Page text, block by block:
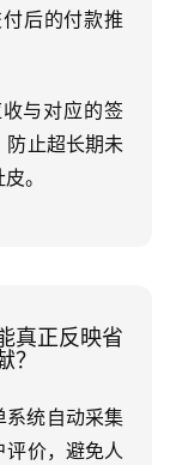
后的付款推
与对应的签
防止超长期未
。
真正反映省
？
系统自动采集
评价，避免人